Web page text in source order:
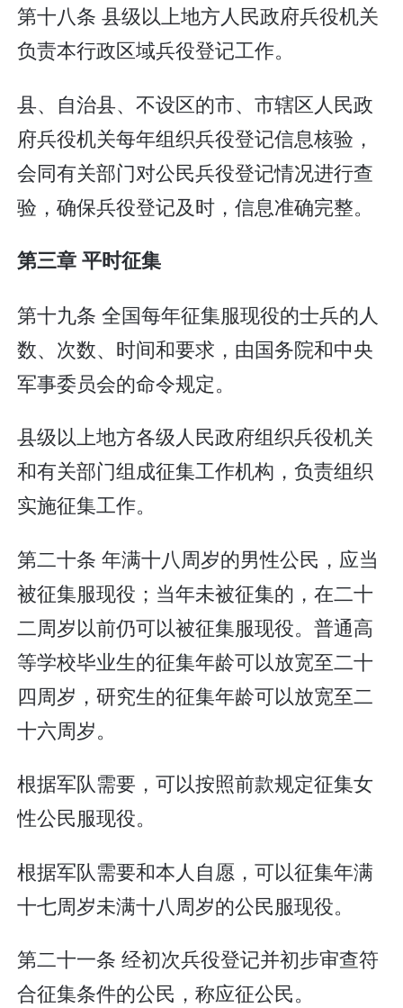
第十八条 县级以上地方人民政府兵役机关
负责本行政区域兵役登记工作。
县、自治县、不设区的市、市辖区人民政
府兵役机关每年组织兵役登记信息核验，
会同有关部门对公民兵役登记情况进行查
验，确保兵役登记及时，信息准确完整。
第三章 平时征集
第十九条 全国每年征集服现役的士兵的人
数、次数、时间和要求，由国务院和中央
军事委员会的命令规定。
县级以上地方各级人民政府组织兵役机关
和有关部门组成征集工作机构，负责组织
实施征集工作。
第二十条 年满十八周岁的男性公民，应当
被征集服现役；当年未被征集的，在二十
二周岁以前仍可以被征集服现役。普通高
等学校毕业生的征集年龄可以放宽至二十
四周岁，研究生的征集年龄可以放宽至二
十六周岁。
根据军队需要，可以按照前款规定征集女
性公民服现役。
根据军队需要和本人自愿，可以征集年满
十七周岁未满十八周岁的公民服现役。
第二十一条 经初次兵役登记并初步审查符
合征集条件的公民，称应征公民。